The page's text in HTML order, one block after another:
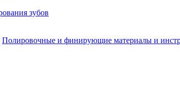
зубов
Полировочные и финирующие материалы и